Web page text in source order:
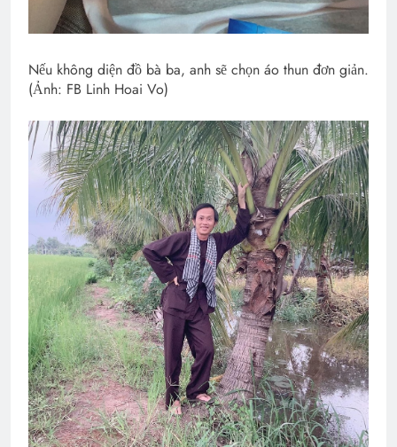
Nếu không diện đồ bà ba, anh sẽ chọn áo thun đơn giản.
(Ảnh: FB Linh Hoai Vo)